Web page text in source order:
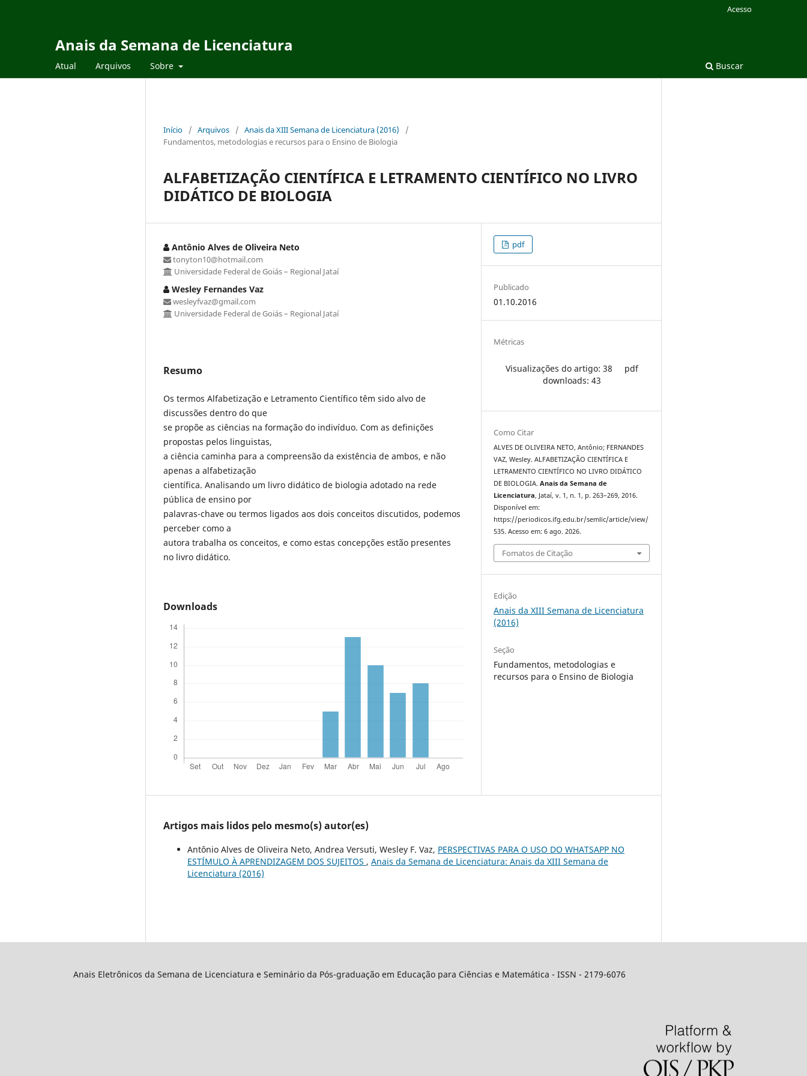
Anais da Semana de Licenciatura
Atual Arquivos Sobre Buscar
Acesso
Início / Arquivos / Anais da XIII Semana de Licenciatura (2016)
/
Fundamentos, metodologias e recursos para o Ensino de Biologia
ALFABETIZAÇÃO CIENTÍFICA E LETRAMENTO CIENTÍFICO NO LIVRO
DIDÁTICO DE BIOLOGIA
Antônio Alves de Oliveira Neto
tonyton10@hotmail.com
Universidade Federal de Goiás – Regional Jataí
Wesley Fernandes Vaz
wesleyfvaz@gmail.com
Universidade Federal de Goiás – Regional Jataí
Resumo
Os termos Alfabetização e Letramento Científico têm sido alvo de
discussões dentro do que
se propõe as ciências na formação do indivíduo. Com as definições
propostas pelos linguistas,
a ciência caminha para a compreensão da existência de ambos, e não
apenas a alfabetização
científica. Analisando um livro didático de biologia adotado na rede
pública de ensino por
palavras-chave ou termos ligados aos dois conceitos discutidos, podemos
perceber como a
autora trabalha os conceitos, e como estas concepções estão presentes
no livro didático.
Downloads
pdf
Publicado
01.10.2016
Métricas
Visualizações do artigo: 38
pdf
downloads: 43
Como Citar
ALVES DE OLIVEIRA NETO, Antônio; FERNANDES
VAZ, Wesley. ALFABETIZAÇÃO CIENTÍFICA E
LETRAMENTO CIENTÍFICO NO LIVRO DIDÁTICO
DE BIOLOGIA.Anais da Semana de
Licenciatura, Jataí, v. 1, n. 1, p. 263–269, 2016.
Disponível em:
https://periodicos.ifg.edu.br/semlic/article/view/
535. Acesso em: 6 ago. 2026.
Fomatos de Citação
Edição
Anais da XIII Semana de Licenciatura
(2016)
Seção
Fundamentos, metodologias e
recursos para o Ensino de Biologia
Artigos mais lidos pelo mesmo(s) autor(es)
Antônio Alves de Oliveira Neto, Andrea Versuti, Wesley F. Vaz, PERSPECTIVAS PARA O USO DO WHATSAPP NO
ESTÍMULO À APRENDIZAGEM DOS SUJEITOS , Anais da Semana de Licenciatura: Anais da XIII Semana de
Licenciatura (2016)
Anais Eletrônicos da Semana de Licenciatura e Seminário da Pós-graduação em Educação para Ciências e Matemática - ISSN - 2179-6076